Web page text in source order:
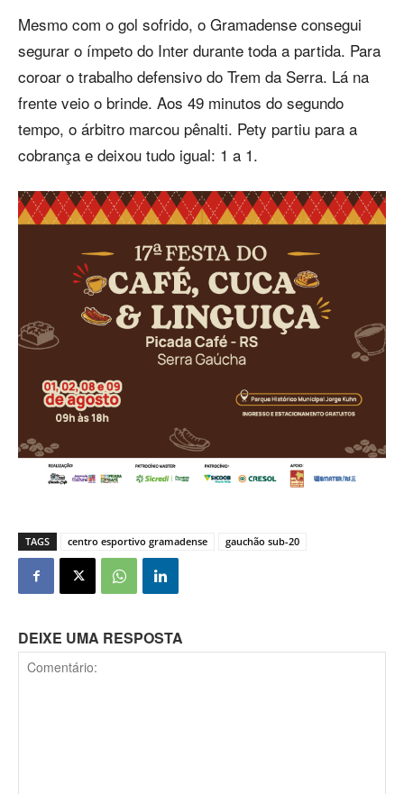
Mesmo com o gol sofrido, o Gramadense consegui
segurar o ímpeto do Inter durante toda a partida. Para
coroar o trabalho defensivo do Trem da Serra. Lá na
frente veio o brinde. Aos 49 minutos do segundo
tempo, o árbitro marcou pênalti. Pety partiu para a
cobrança e deixou tudo igual: 1 a 1.
TAGS centro esportivo gramadense gauchão sub-20
DEIXE UMA RESPOSTA